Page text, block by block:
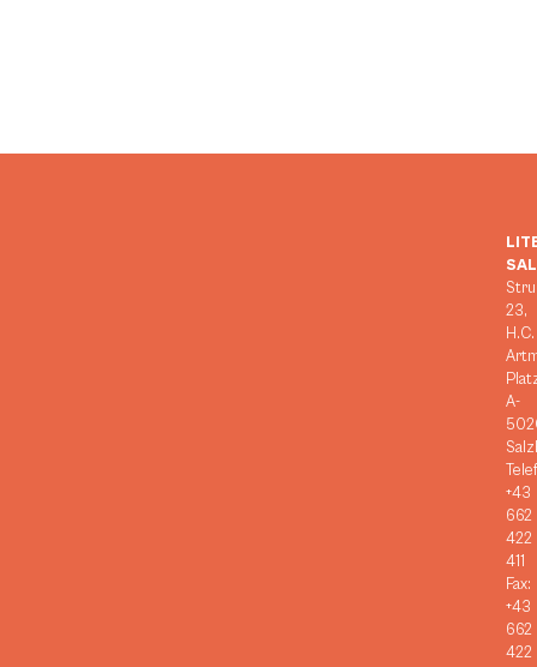
23,
H.C.
A-
+43
662
422
411
Fax:
+43
662
422